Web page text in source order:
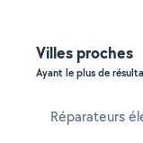
Villes proches
Ayant le plus de
Réparateurs